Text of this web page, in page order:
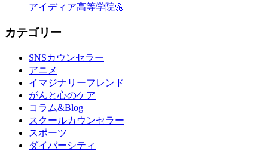
アイディア高等学院🌼
カテゴリー
SNSカウンセラー
アニメ
イマジナリーフレンド
がんと心のケア
コラム&Blog
スクールカウンセラー
スポーツ
ダイバーシティ